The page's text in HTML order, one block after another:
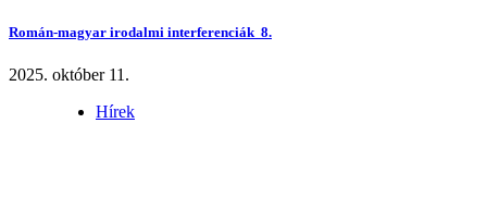
Román-magyar irodalmi interferenciák 8.
2025. október 11.
Hírek